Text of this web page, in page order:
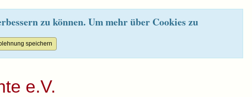
zu können. Um mehr über Cookies zu
e.V.